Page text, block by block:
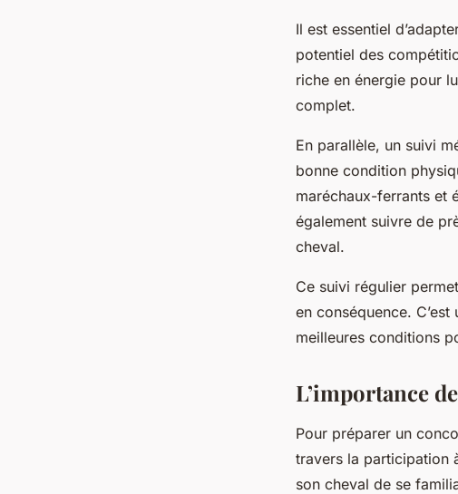
Il est essentiel
potentiel des
riche en énergie pour
complet.
En parallèle, un suivi
bonne condition
maréchaux-ferrants et
également suivre de
cheval.
Ce suivi régulier
en conséquence.
meilleures conditions
L’importance
Pour préparer un
travers la participation
son cheval de se